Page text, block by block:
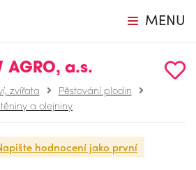
MENU
AGRO, a.s.
zvířata
Pěstování plodin
a olejniny
hodnocení jako první